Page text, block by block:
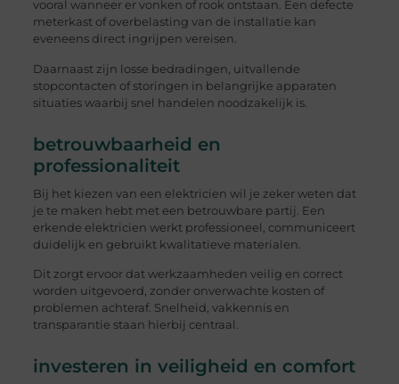
vooral wanneer er vonken of rook ontstaan. Een defecte
meterkast of overbelasting van de installatie kan
eveneens direct ingrijpen vereisen.
Daarnaast zijn losse bedradingen, uitvallende
stopcontacten of storingen in belangrijke apparaten
situaties waarbij snel handelen noodzakelijk is.
betrouwbaarheid en
professionaliteit
Bij het kiezen van een elektricien wil je zeker weten dat
je te maken hebt met een betrouwbare partij. Een
erkende elektricien werkt professioneel, communiceert
duidelijk en gebruikt kwalitatieve materialen.
Dit zorgt ervoor dat werkzaamheden veilig en correct
worden uitgevoerd, zonder onverwachte kosten of
problemen achteraf. Snelheid, vakkennis en
transparantie staan hierbij centraal.
investeren in veiligheid en comfort